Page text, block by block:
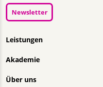
Navigation überspringen
Leistungen
Akademie
Über uns
Newsletter